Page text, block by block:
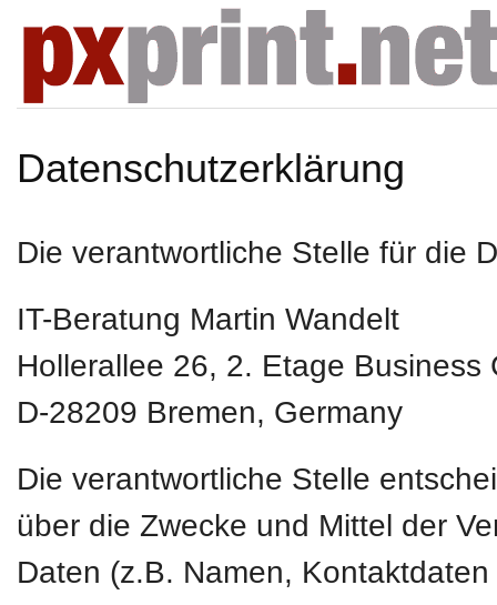
Datenschutzerklärung
Die verantwortliche Stelle für die
IT-Beratung Martin Wandelt
Hollerallee 26, 2. Etage Business
D-28209 Bremen, Germany
Die verantwortliche Stelle
über die Zwecke und Mittel der
Daten (z.B. Namen,